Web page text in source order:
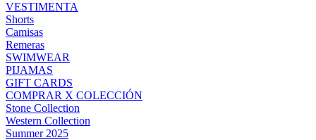
VESTIMENTA
Shorts
Camisas
Remeras
SWIMWEAR
PIJAMAS
GIFT CARDS
COMPRAR X COLECCIÓN
Stone Collection
Western Collection
Summer 2025